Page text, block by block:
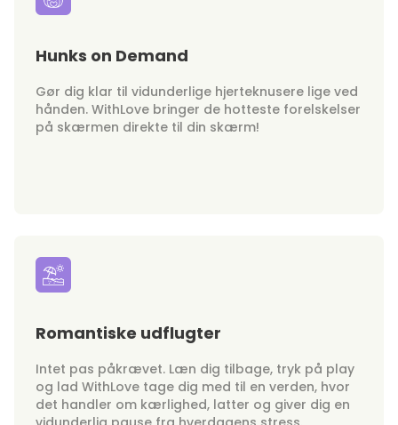
Hunks on Demand
Gør dig klar til vidunderlige hjerteknusere lige ved
hånden. WithLove bringer de hotteste forelskelser
på skærmen direkte til din skærm!
Romantiske udflugter
Intet pas påkrævet. Læn dig tilbage, tryk på play
og lad WithLove tage dig med til en verden, hvor
det handler om kærlighed, latter og giver dig en